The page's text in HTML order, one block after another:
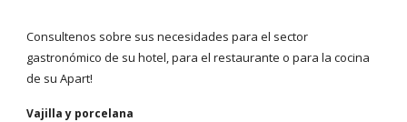
Consultenos sobre sus necesidades para el sector
gastronómico de su hotel, para el restaurante o para la cocina
de su Apart!
Vajilla y porcelana